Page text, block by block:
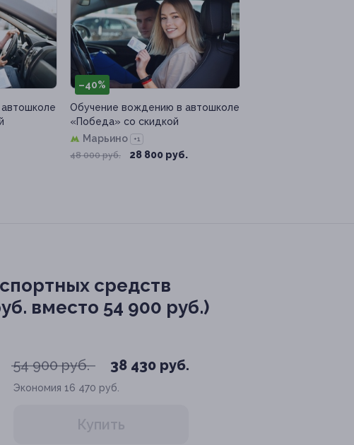
–40%
Обучение вождению в автошколе
«Победа» со скидкой
Марьино
+1
48 000 руб. 28 800 руб.
средств
вместо 54 900 руб.)
54 900 руб. 38 430 руб.
Экономия 16 470 руб.
Купить